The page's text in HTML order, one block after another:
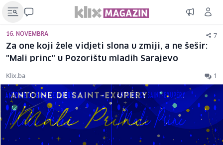
16. NOVEMBRA 7
Za one koji žele vidjeti slona u zmiji, a ne šešir:
"Mali princ" u Pozorištu mladih Sarajevo
Klix.ba 1